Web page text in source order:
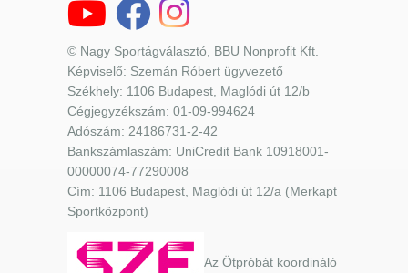
© Nagy Sportágválasztó, BBU Nonprofit Kft.
Képviselő: Szemán Róbert ügyvezető
Székhely: 1106 Budapest, Maglódi út 12/b
Cégjegyzékszám: 01-09-994624
Adószám: 24186731-2-42
Bankszámlaszám: UniCredit Bank 10918001-
00000074-77290008
Cím: 1106 Budapest, Maglódi út 12/a (Merkapt
Sportközpont)
Az Ötpróbát koordináló